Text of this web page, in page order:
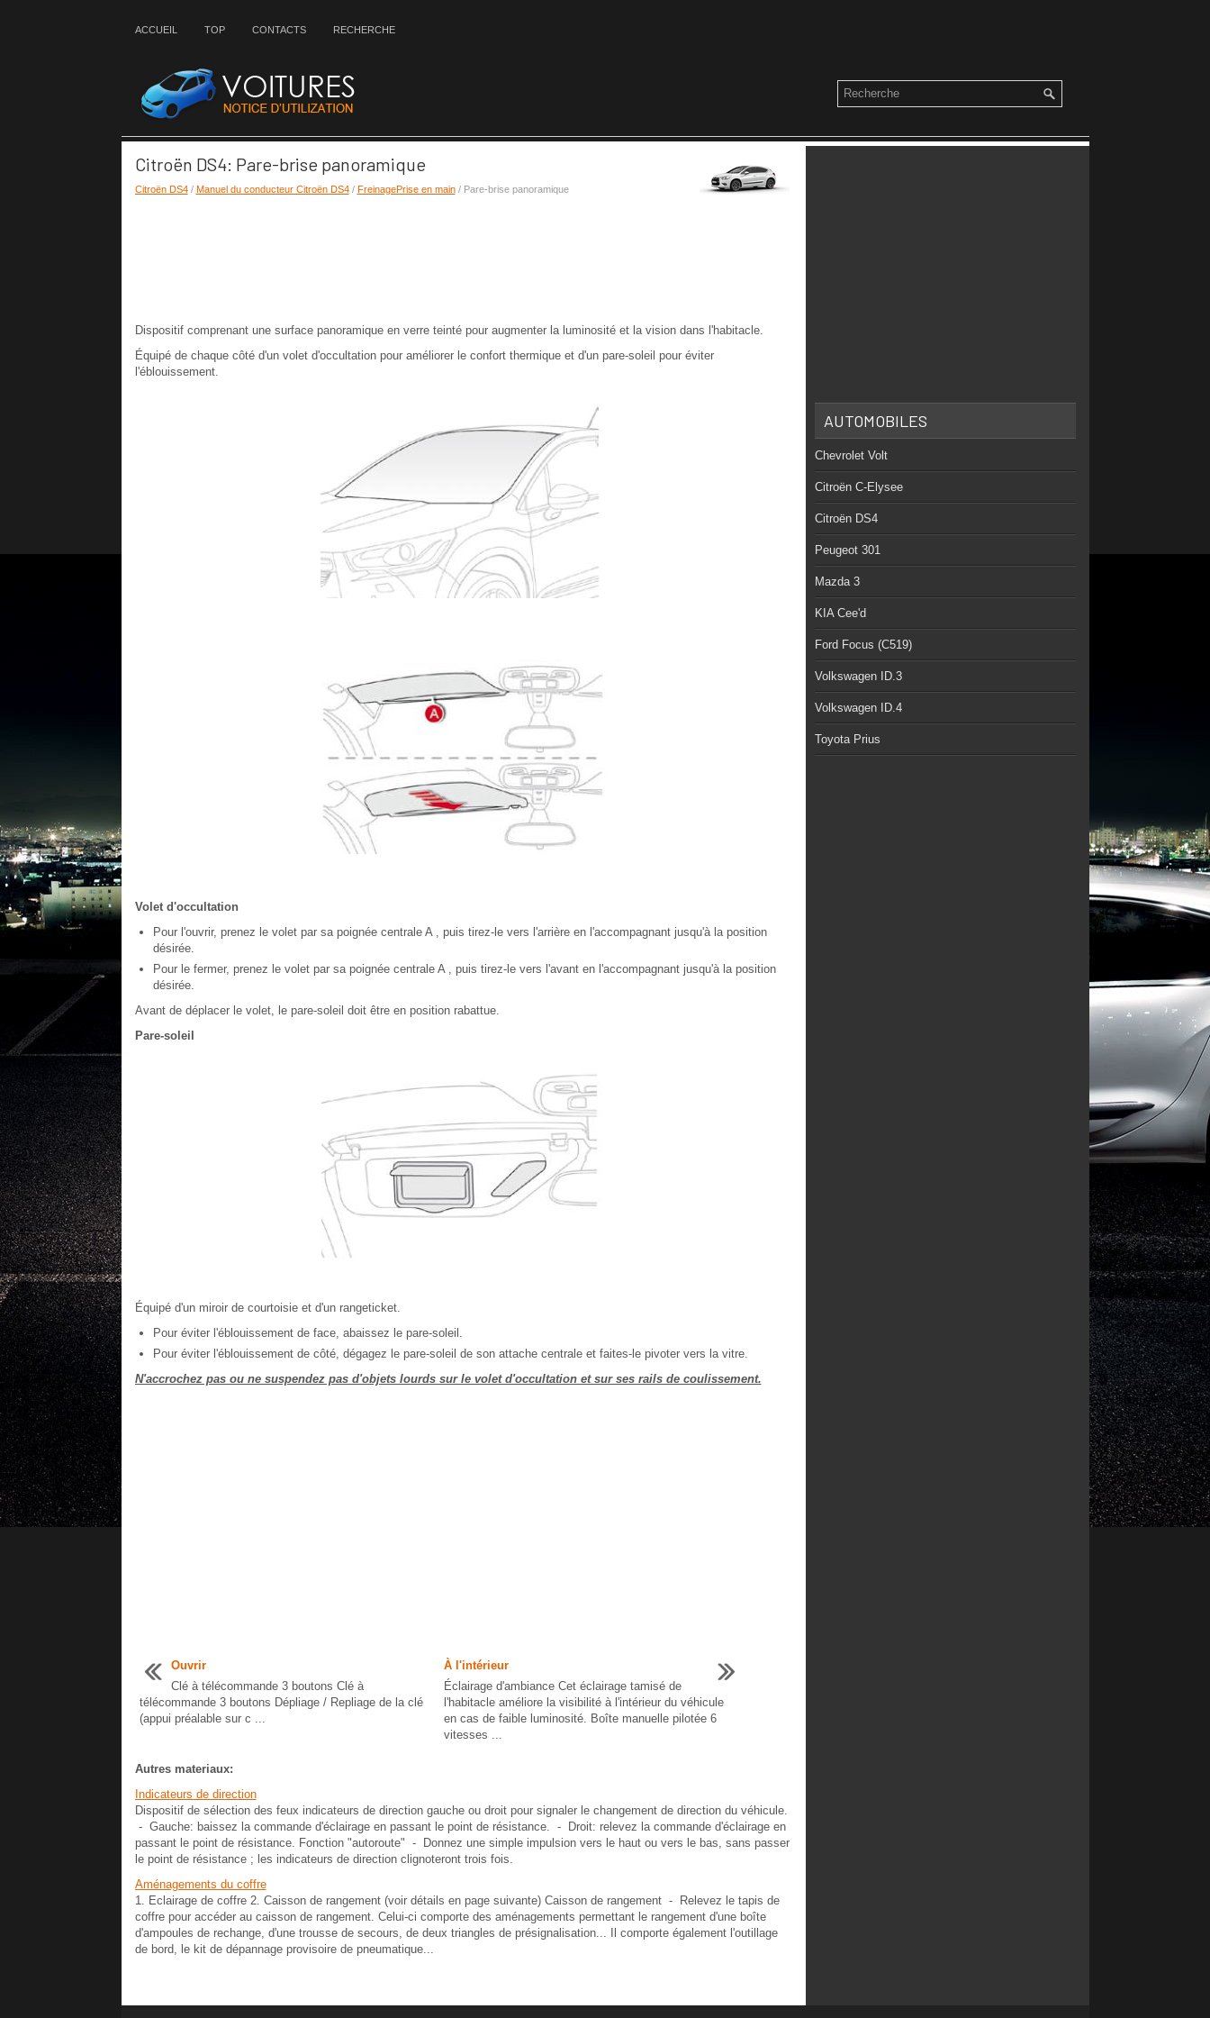
ACCUEIL TOP CONTACTS RECHERCHE
Citroën DS4: Pare-brise panoramique
Citroën DS4/ Manuel du conducteur Citroën DS4/ FreinagePrise en main/ Pare-brise panoramique
Dispositif comprenant une surface panoramique en verre teinté pour augmenter la luminosité et la vision dans l'habitacle.
Équipé de chaque côté d'un volet d'occultation pour améliorer le confort thermique et d'un pare-soleil pour éviter
l'éblouissement.
Volet d'occultation
Pour l'ouvrir, prenez le volet par sa poignée centrale A , puis tirez-le vers l'arrière en l'accompagnant jusqu'à la position
désirée.
Pour le fermer, prenez le volet par sa poignée centrale A , puis tirez-le vers l'avant en l'accompagnant jusqu'à la position
désirée.
Avant de déplacer le volet, le pare-soleil doit être en position rabattue.
Pare-soleil
Équipé d'un miroir de courtoisie et d'un rangeticket.
Pour éviter l'éblouissement de face, abaissez le pare-soleil.
Pour éviter l'éblouissement de côté, dégagez le pare-soleil de son attache centrale et faites-le pivoter vers la vitre.
N'accrochez pas ou ne suspendez pas d'objets lourds sur le volet d'occultation et sur ses rails de coulissement.
Ouvrir
Clé à télécommande 3 boutons Clé à
télécommande 3 boutons Dépliage / Repliage de la clé
(appui préalable sur c ...
À l'intérieur
Éclairage d'ambiance Cet éclairage tamisé de
l'habitacle améliore la visibilité à l'intérieur du véhicule
en cas de faible luminosité. Boîte manuelle pilotée 6
vitesses ...
Autres materiaux:
Indicateurs de direction
Dispositif de sélection des feux indicateurs de direction gauche ou droit pour signaler le changement de direction du véhicule.
- Gauche: baissez la commande d'éclairage en passant le point de résistance. - Droit: relevez la commande d'éclairage en
passant le point de résistance. Fonction "autoroute" - Donnez une simple impulsion vers le haut ou vers le bas, sans passer
le point de résistance ; les indicateurs de direction clignoteront trois fois.
Aménagements du coffre
1. Eclairage de coffre 2. Caisson de rangement (voir détails en page suivante) Caisson de rangement - Relevez le tapis de
coffre pour accéder au caisson de rangement. Celui-ci comporte des aménagements permettant le rangement d'une boîte
d'ampoules de rechange, d'une trousse de secours, de deux triangles de présignalisation... Il comporte également l'outillage
de bord, le kit de dépannage provisoire de pneumatique...
AUTOMOBILES
Chevrolet Volt
Citroën C-Elysee
Citroën DS4
Peugeot 301
Mazda 3
KIA Cee'd
Ford Focus (C519)
Volkswagen ID.3
Volkswagen ID.4
Toyota Prius